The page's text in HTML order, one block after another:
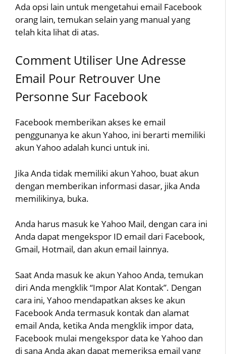
Ada opsi lain untuk mengetahui email Facebook
orang lain, temukan selain yang manual yang
telah kita lihat di atas.
Comment Utiliser Une Adresse
Email Pour Retrouver Une
Personne Sur Facebook
Facebook memberikan akses ke email
penggunanya ke akun Yahoo, ini berarti memiliki
akun Yahoo adalah kunci untuk ini.
Jika Anda tidak memiliki akun Yahoo, buat akun
dengan memberikan informasi dasar, jika Anda
memilikinya, buka.
Anda harus masuk ke Yahoo Mail, dengan cara ini
Anda dapat mengekspor ID email dari Facebook,
Gmail, Hotmail, dan akun email lainnya.
Saat Anda masuk ke akun Yahoo Anda, temukan
diri Anda mengklik “Impor Alat Kontak”. Dengan
cara ini, Yahoo mendapatkan akses ke akun
Facebook Anda termasuk kontak dan alamat
email Anda, ketika Anda mengklik impor data,
Facebook mulai mengekspor data ke Yahoo dan
di sana Anda akan dapat memeriksa email yang